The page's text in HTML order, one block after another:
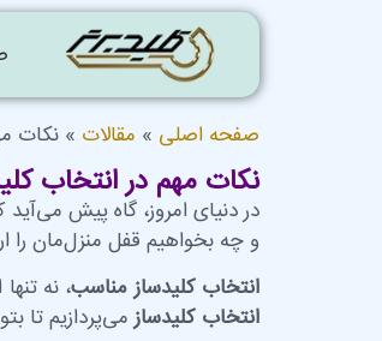
صفحه اصلی » مقالات » نکات
نکات مهم در انتخاب
در دنیای امروز، گاه پیش
و چه بخواهیم قفل منزل‌مان را
انتخاب کلیدساز مناسب، نه
انتخاب کلیدسازمی‌پردازیم تا